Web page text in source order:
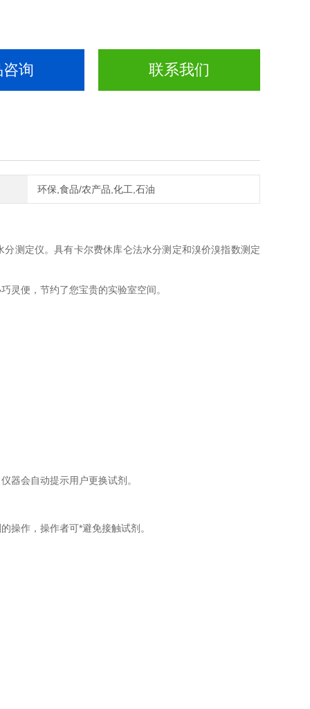
询 联系我们
环保,食品/农产品,化工,石油
测定仪。具有卡尔费休库仑法水分测定和溴价溴指数测定
灵便，节约了您宝贵的实验室空间。
器会自动提示用户更换试剂。
操作，操作者可*避免接触试剂。